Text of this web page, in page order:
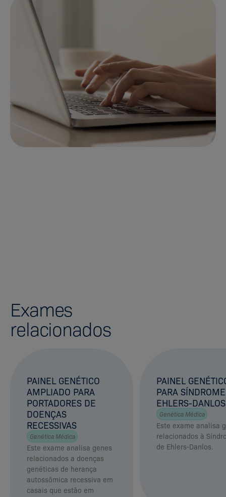
Exames
relacionados
PAINEL GENÉTICO
AMPLIADO PARA
PORTADORES DE
DOENÇAS
RECESSIVAS
Genética Médica
Este exame analisa genes
relacionados a doenças
genéticas de herança
autossômica recessiva em
casais que estão em
PAINEL
PARA
EHLERS-DANLOS
Genética Médica
Este exame analisa
relacionados à
de Ehlers-Danlos.